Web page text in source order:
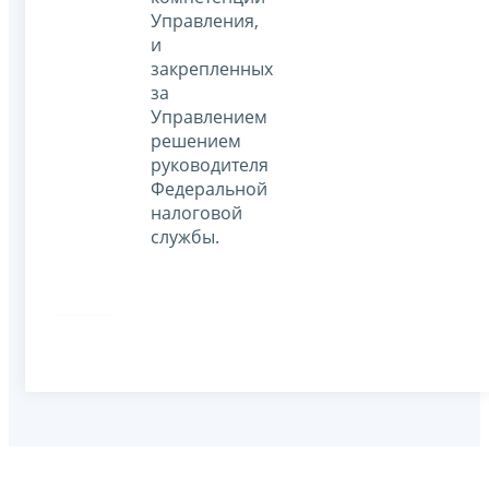
Управления,
и
закрепленных
за
Управлением
решением
руководителя
Федеральной
налоговой
службы.